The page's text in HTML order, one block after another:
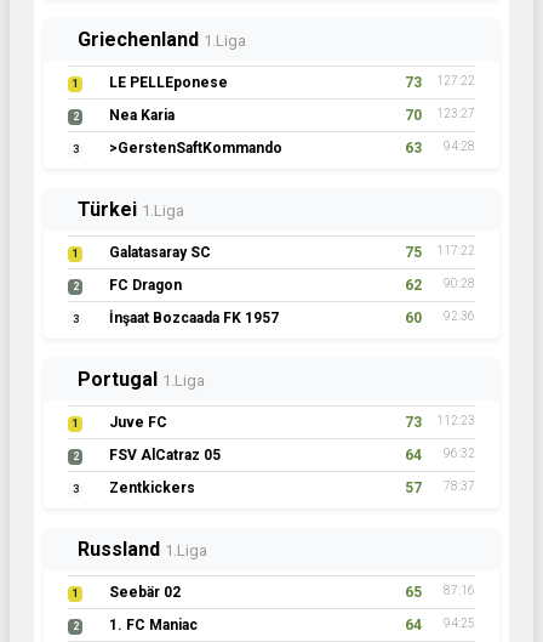
Griechenland 1.Liga
1 LE PELLEponese 73 127:22
2 Nea Karia 70 123:27
3 >GerstenSaftKommando 63 94:28
Türkei 1.Liga
1 Galatasaray SC 75 117:22
2 FC Dragon 62 90:28
3 İnşaat Bozcaada FK 1957 60 92:36
Portugal 1.Liga
1 Juve FC 73 112:23
2 FSV AlCatraz 05 64 96:32
3 Zentkickers 57 78:37
Russland 1.Liga
1 Seebär 02 65 87:16
2 1. FC Maniac 64 94:25